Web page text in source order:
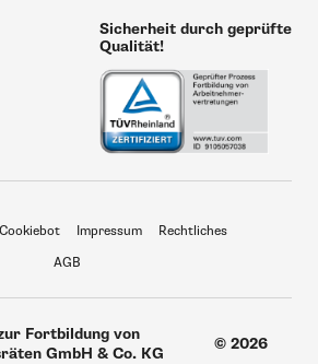
Sicherheit durch geprüfte
Qualität!
Fortbildung von
GmbH & Co. KG
© 2026
Cookiebot Impressum
Rechtliches
AGB